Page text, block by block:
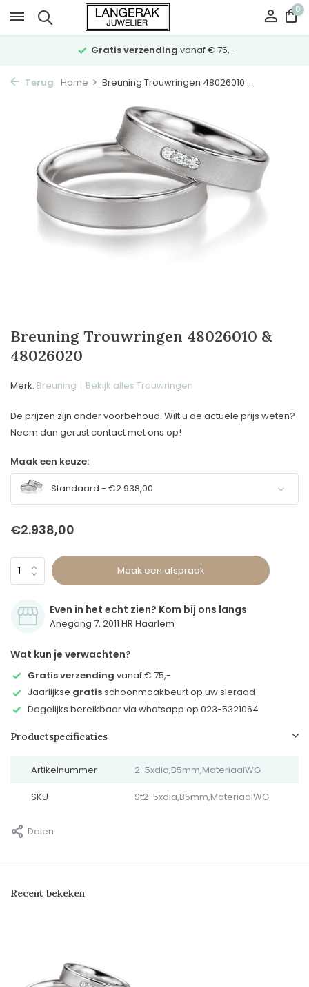
0
Gratis verzending vanaf € 75,-
Terug Home Breuning Trouwringen 48026010 ...
Breuning Trouwringen 48026010 &
48026020
Merk: Breuning Bekijk alles Trouwringen
De prijzen zijn onder voorbehoud. Wilt u de actuele prijs weten?
Neem dan gerust contact met ons op!
Maak een keuze:
Standaard - €2.938,00
€2.938,00
Maak een afspraak
Even in het echt zien? Kom bij ons langs
Anegang 7, 2011 HR Haarlem
Wat kun je verwachten?
Gratis verzending vanaf € 75,-
Jaarlijkse gratisschoonmaakbeurt op uw sieraad
Dagelijks bereikbaar via whatsapp op 023-5321064
Productspecificaties
Artikelnummer 2-5xdia,B5mm,MateriaalWG
SKU St2-5xdia,B5mm,MateriaalWG
Delen
Recent bekeken